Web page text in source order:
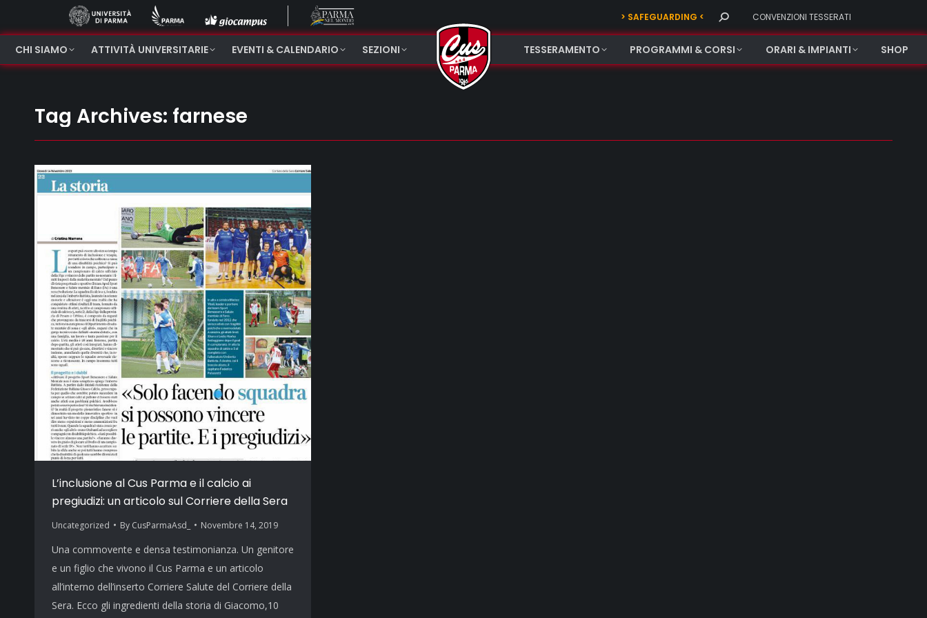
> SAFEGUARDING < Search: CONVENZIONI TESSERATI
CHI SIAMO ATTIVITÀ UNIVERSITARIE EVENTI & CALENDARIO SEZIONI TESSERAMENTO PROGRAMMI & CORSI ORARI & IMPIANTI SHOP
Tag Archives: farnese
L’inclusione al Cus Parma e il calcio ai
pregiudizi: un articolo sul Corriere della Sera
Uncategorized By CusParmaAsd_ Novembre 14, 2019
Una commovente e densa testimonianza. Un genitore
e un figlio che vivono il Cus Parma e un articolo
all’interno dell’inserto Corriere Salute del Corriere della
Sera. Ecco gli ingredienti della storia di Giacomo,10